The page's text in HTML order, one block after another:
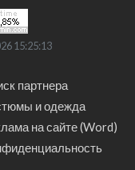
15:25:13
партнера
и одежда
на сайте (Word)